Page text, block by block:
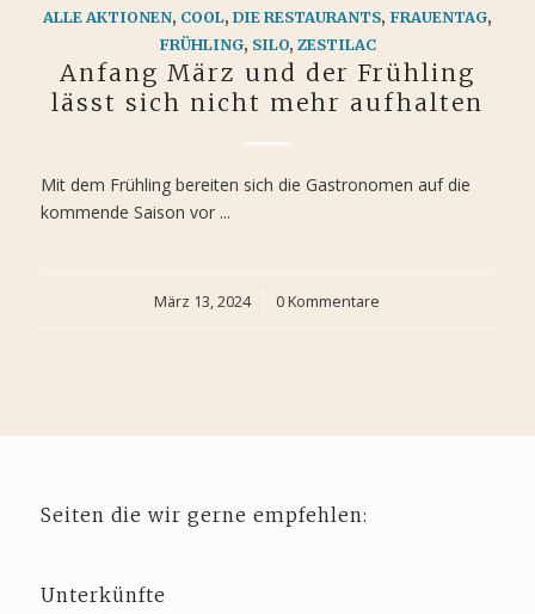
ALLE AKTIONEN, COOL, DIE RESTAURANTS, FRAUENTAG,
FRÜHLING, SILO, ZESTILAC
Anfang März und der Frühling
lässt sich nicht mehr aufhalten
Mit dem Frühling bereiten sich die Gastronomen auf die
kommende Saison vor ...
März 13, 2024
/ 0 Kommentare
Seiten die wir gerne empfehlen:
Unterkünfte